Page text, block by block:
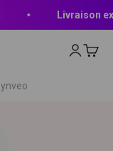
Livraison
Ouvrir le
Voir